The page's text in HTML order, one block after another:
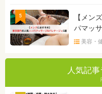
5
【メン
パマッ
美容・
人気記